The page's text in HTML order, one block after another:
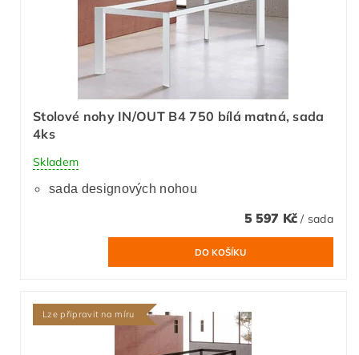
Stolové nohy IN/OUT B4 750 bílá matná, sada
4ks
Skladem
sada designových nohou
5 597 Kč/ sada
Lze připravit na míru